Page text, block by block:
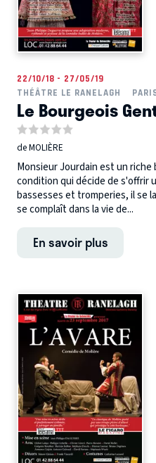
22/10/18 - 27/05/19
THÉÂTRE LE RANELAGH
Le Bourgeois
de MOLIÈRE
Monsieur Jourdain est un
condition qui décide de s'offrir
bassesses et tromperies, il se
se complaît dans la vie de...
En savoir plus